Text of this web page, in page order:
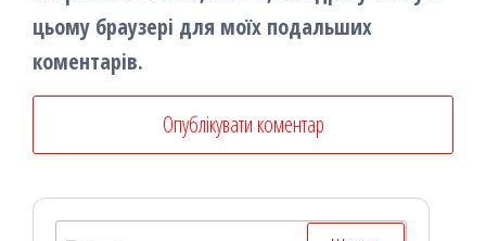
цьому браузері для моїх подальших
коментарів.